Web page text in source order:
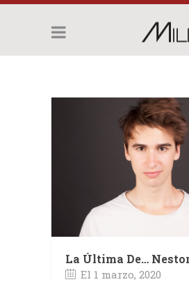
La Última De…
El 1 marzo, 2020